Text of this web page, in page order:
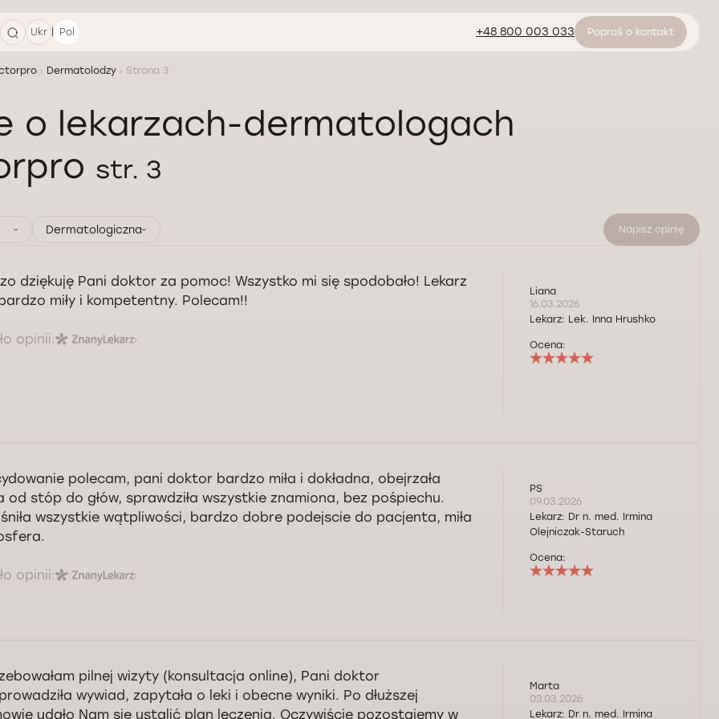
Ukr | Pol +48 800 003 033 Poproś o kontakt
Dermatolodzy Strona 3
o lekarzach-dermatologach
str. 3
Dermatologiczna Napisz opinię
dziękuję Pani doktor za pomoc! Wszystko mi się spodobało! Lekarz
miły i kompetentny. Polecam!!
opinii:
Liana
16.03.2026
Lekarz: Lek. Inna Hrushko
Ocena:
polecam, pani doktor bardzo miła i dokładna, obejrzała
od stóp do głów, sprawdziła wszystkie znamiona, bez pośpiechu.
wszystkie wątpliwości, bardzo dobre podejscie do pacjenta, miła
opinii:
PS
09.03.2026
Lekarz: Dr n. med. Irmina
Olejniczak-Staruch
Ocena:
pilnej wizyty (konsultacja online), Pani doktor
wywiad, zapytała o leki i obecne wyniki. Po dłuższej
udało Nam się ustalić plan leczenia. Oczywiście pozostajemy w
Marta
03.03.2026
Lekarz: Dr n. med. Irmina